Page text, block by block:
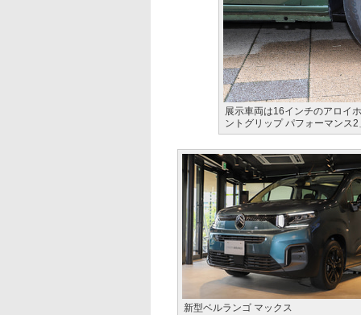
展示車両は16インチのアロイ
ントグリップ パフォーマンス
新型ベルランゴ マックス